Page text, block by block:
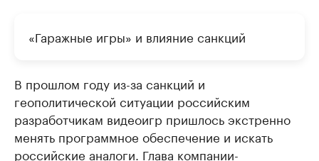
«Гаражные игры» и влияние санкций
В прошлом году из-за санкций и
геополитической ситуации российским
разработчикам видеоигр пришлось экстренно
менять программное обеспечение и искать
российские аналоги. Глава компании-